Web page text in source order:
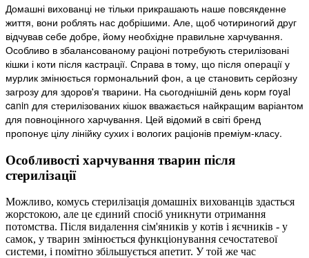
Домашні вихованці не тільки прикрашають наше повсякденне
життя, вони роблять нас добрішими. Але, щоб чотириногий друг
відчував себе добре, йому необхідне правильне харчування.
Особливо в збалансованому раціоні потребують стерилізовані
кішки і коти після кастрації. Справа в тому, що після операції у
мурлик змінюється гормональний фон, а це становить серйозну
загрозу для здоров'я тварини. На сьогоднішній день корм royal
canin для стерилізованих кішок вважається найкращим варіантом
для повноцінного харчування. Цей відомий в світі бренд
пропонує цілу лінійку сухих і вологих раціонів преміум-класу.
Особливості харчування тварин після
стерилізації
Можливо, комусь стерилізація домашніх вихованців здасться
жорстокою, але це єдиний спосіб уникнути отримання
потомства. Після видалення сім'яників у котів і яєчників - у
самок, у тварин змінюється функціонування сечостатевої
системи, і помітно збільшується апетит. У той же час